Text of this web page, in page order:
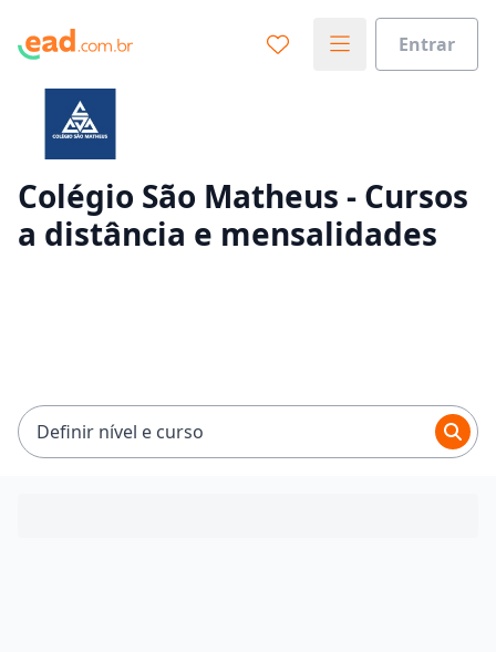
Entrar
Vamos te guiar no caminho ideal para seus estudos
Colégio São Matheus - Cursos
a distância e mensalidades
Definir nível e curso